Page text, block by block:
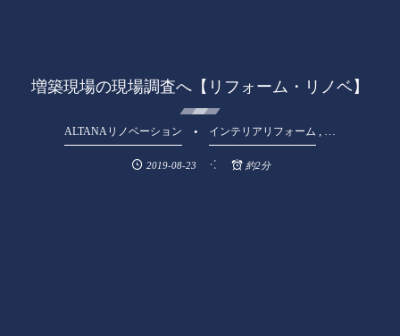
増築現場の現場調査へ【リフォーム・リノベ】
ALTANAリノベーション インテリアリフォーム
2019-08-23 約2分